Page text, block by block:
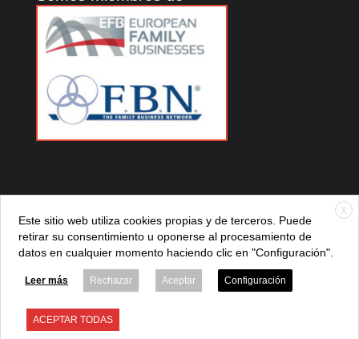
© 2021 ADEFAN. Todos los derechos reservados. 621 236
881 |Política de privacidad|Aviso legal |Política de cookies
X
Este sitio web utiliza cookies propias y de terceros. Puede
retirar su consentimiento u oponerse al procesamiento de
datos en cualquier momento haciendo clic en "Configuración".
Leer más Rechazar Aceptar Configuración
ACEPTAR TODAS